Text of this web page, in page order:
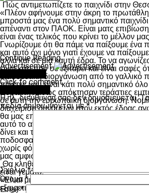
Πώς αντιμετωπίζετε το παιχνίδι στην
«Πλέον αφήνουμε στην άκρη το
μπροστά μας ένα πολύ σημαντικό
απέναντι στον ΠΑΟΚ. Είναι ματς
είναι ένας τελικός που κρίνει το μέλλον
Γνωρίζουμε ότι θα πάμε να παίξουμε ένα
και αυτό όχι μόνο γιατί έχουμε να
αλλά και σε μια καυτή έδρα. Το να
είναι κάτι που σε εξιτάρει και είναι σαφές
διαφορετική διοργάνωση από το γαλλικό
παίκτες μου είναι κάτι πολύ σημαντικό
Ευρώπη καθώς απόκτησαν τεράστιες
σε αυτή την ευρωπαϊκή διοργάνωση.
διαχείριση δυνάμεων στον εκτός έδρας
θα μας επιτρέψει να πάμε με δυνάμεις
αυτό το απαιτητικό παιχνίδι. Το να
δίνει και την ευκαιρία να προβάλλεσαι
ποδοσφαιριστής. Εμείς θέλουμε σε αυτό
χωρίς φόβο και φυσικά να απαντήσουμε
μας αμφισβητούν.»
Θα κληθείτε να παίξετε σε μια καυτή
είναι γεμάτο.
«Είναι μια καυτή έδρα αλλά δεν παίζει
εξαιρετική η ατμόσφαιρα και χαίρεται να
Continue Reading
Advertisement
Click to comment
Η ηλ. διεύθυνση σας δεν δημοσιεύεται.
πεδία σημειώνονται με*
Σχόλιο*
Όνομα*
Email*